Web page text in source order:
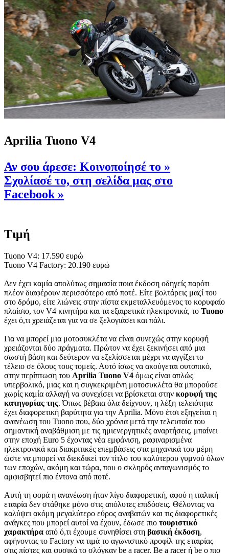
Aprilia Tuono V4
Αν σου άρεσε: Κοινοποίησέ το »
Σχολίασέ το, στη σελίδα μας στο
Facebook »
Τιμή
Tuono V4: 17.590 ευρώ
Tuono V4 Factory: 20.190 ευρώ
Δεν έχει καμία απολύτως σημασία ποια έκδοση οδηγείς παρότι
πλέον διαφέρουν περισσότερο από ποτέ. Είτε βολτάρεις μαζί του
στο δρόμο, είτε λιώνεις στην πίστα εκμεταλλευόμενος το κορυφαίο
πλαίσιο, τον V4 κινητήρα και τα εξαιρετικά ηλεκτρονικά, το Tuono
έχει ό,τι χρειάζεται για να σε ξελογιάσει και πάλι.
Για να μπορεί μια μοτοσυκλέτα να είναι συνεχώς στην κορυφή
χρειάζονται δύο πράγματα. Πρώτον να έχει ξεκινήσει από μια
σωστή βάση και δεύτερον να εξελίσσεται μέχρι να αγγίξει το
τέλειο σε όλους τους τομείς. Αυτό ίσως να ακούγεται ουτοπικό,
στην περίπτωση του Aprilia Tuono V4 όμως είναι απλώς
υπερβολικό, μιας και η συγκεκριμένη μοτοσυκλέτα θα μπορούσε
χωρίς καμία αλλαγή να συνεχίσει να βρίσκεται στην κορυφή της
κατηγορίας της. Όπως βέβαια όλα δείχνουν, η λέξη τελειότητα
έχει διαφορετική βαρύτητα για την Aprilia. Μόνο έτσι εξηγείται η
ανανέωση του Tuono που, δύο χρόνια μετά την τελευταία του
σημαντική αναβάθμιση με τις ημιενεργητικές αναρτήσεις, μπαίνει
στην εποχή Euro 5 έχοντας νέα εμφάνιση, ραφιναρισμένα
ηλεκτρονικά και διακριτικές επεμβάσεις στα μηχανικά του μέρη
ώστε να μπορεί να διεκδικεί τον τίτλο του καλύτερου γυμνού όλων
των εποχών, ακόμη και τώρα, που ο σκληρός ανταγωνισμός το
αμφισβητεί πιο έντονα από ποτέ.
Αυτή τη φορά η ανανέωση ήταν λίγο διαφορετική, αφού η ιταλική
εταιρία δεν στάθηκε μόνο στις απόλυτες επιδόσεις. Θέλοντας να
καλύψει ακόμη μεγαλύτερο εύρος αναβατών και τις διαφορετικές
ανάγκες που μπορεί αυτοί να έχουν, έδωσε πιο τουριστικό
χαρακτήρα από ό,τι έχουμε συνηθίσει στη βασική έκδοση,
αφήνοντας το Factory να τιμά το αγωνιστικό προφίλ της εταιρίας
στις πίστες και φυσικά το σλόγκαν be a racer. Be a racer ή be ο πιο